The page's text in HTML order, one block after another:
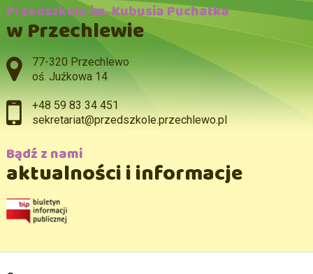
Przedszkole im. Kubusia Puchatka
w Przechlewie
Adres pocztowy:
77-320 Przechlewo
oś. Juźkowa 14
+48 59 83 34 451
sekretariat@przedszkole.przechlewo.pl
Bądź z nami
aktualności i informacje